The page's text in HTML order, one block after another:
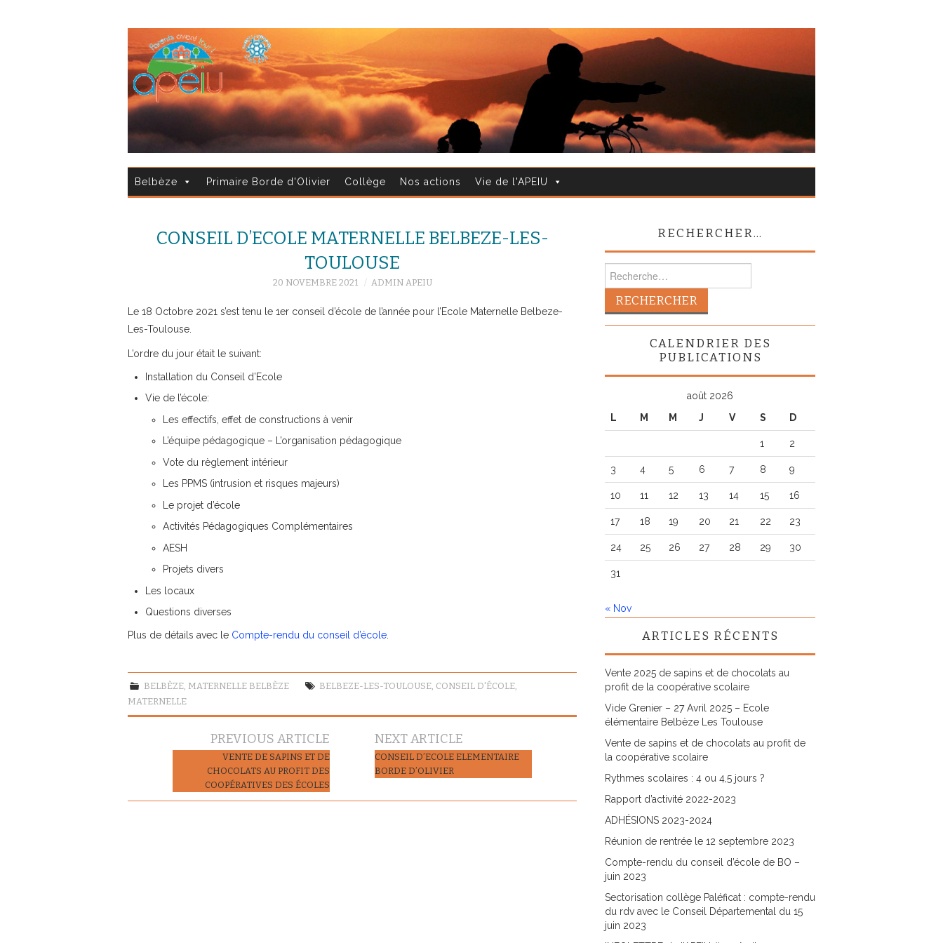
Belbèze Primaire Borde d'Olivier Collège Nos actions Vie de l'APEIU
CONSEIL D’ECOLE MATERNELLE BELBEZE-LES-
TOULOUSE
20 NOVEMBRE 2021 ADMIN APEIU
Le 18 Octobre 2021 s’est tenu le 1er conseil d’école de l’année pour l’Ecole Maternelle Belbeze-
Les-Toulouse.
L’ordre du jour était le suivant:
Installation du Conseil d’Ecole
Vie de l’école:
Les effectifs, effet de constructions à venir
L’équipe pédagogique – L’organisation pédagogique
Vote du règlement intérieur
Les PPMS (intrusion et risques majeurs)
Le projet d’école
Activités Pédagogiques Complémentaires
AESH
Projets divers
Les locaux
Questions diverses
Plus de détails avec le Compte-rendu du conseil d’école
BELBÈZE MATERNELLE BELBÈZE BELBEZE-LES-TOULOUSE CONSEIL D'ÉCOLE
MATERNELLE
NavigationPREVIOUS ARTICLE
VENTE DE SAPINS ET DE
CHOCOLATS AU PROFIT DES
COOPÉRATIVES DES ÉCOLES
NEXT ARTICLE
CONSEIL D’ECOLE ELEMENTAIRE
BORDE D’OLIVIER
RECHERCHER…
CALENDRIER DES
PUBLICATIONS
août 2026
L
M M J V S D
1 2
3 4 5 6 7 8 9
10 11 12 13 14 15 16
17 18 19 20 21 22 23
24 25 26 27 28 29 30
31
« Nov
ARTICLES RÉCENTS
Vente 2025 de sapins et de chocolats au
profit de la coopérative scolaire
Vide Grenier – 27 Avril 2025 – Ecole
élémentaire Belbèze Les Toulouse
Vente de sapins et de chocolats au profit de
la coopérative scolaire
Rythmes scolaires : 4 ou 4,5 jours ?
Rapport d’activité 2022-2023
ADHÉSIONS 2023-2024
Réunion de rentrée le 12 septembre 2023
Compte-rendu du conseil d’école de BO –
juin 2023
Sectorisation collège Paléficat : compte-rendu
du rdv avec le Conseil Départemental du 15
juin 2023